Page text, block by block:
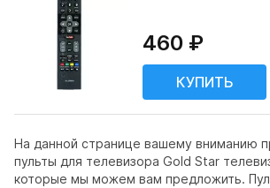
На данной странице вашему вниманию
пульты для телевизора Gold Star
которые мы можем вам предложить.
460 ₽